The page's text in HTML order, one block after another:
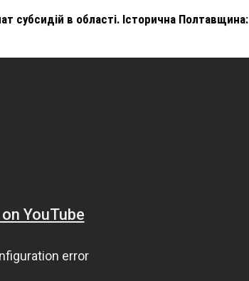
субсидій в області. Історична Полтавщина:
ПОРАНЕНЬ, ОТРИМАНИХ НА ВІЙНІ,